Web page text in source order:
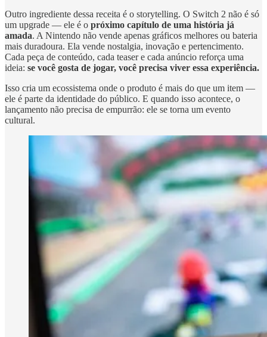
Outro ingrediente dessa receita é o storytelling. O Switch 2 não é só
um upgrade — ele é o próximo capítulo de uma história já
amada. A Nintendo não vende apenas gráficos melhores ou bateria
mais duradoura. Ela vende nostalgia, inovação e pertencimento.
Cada peça de conteúdo, cada teaser e cada anúncio reforça uma
ideia: se você gosta de jogar, você precisa viver essa experiência.
Isso cria um ecossistema onde o produto é mais do que um item —
ele é parte da identidade do público. E quando isso acontece, o
lançamento não precisa de empurrão: ele se torna um evento
cultural.